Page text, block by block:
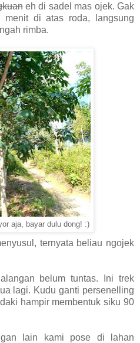
eh di sadel mas ojek. Gak
di atas roda, langsung
rimba.
aja, bayar dulu dong! :)
ternyata beliau ngojek
belum tuntas. Ini trek
lagi. Kudu ganti persenelling
hampir membentuk siku 90
lain kami pose di lahan